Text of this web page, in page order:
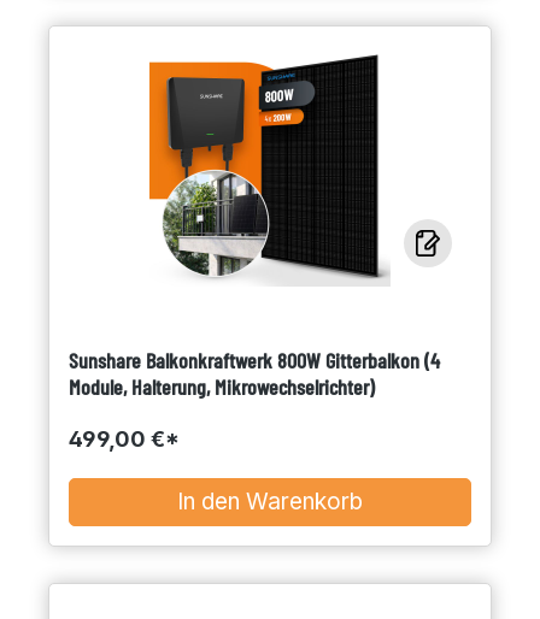
Sunshare Balkonkraftwerk 800W Gitterbalkon (4
Module, Halterung, Mikrowechselrichter)
499,00 €*
In den Warenkorb